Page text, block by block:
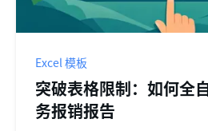
Excel 模板
突破表格限制：如何全
务报销报告